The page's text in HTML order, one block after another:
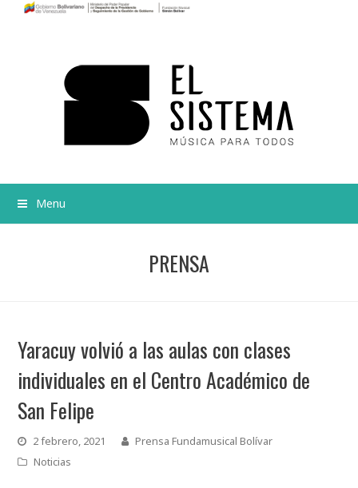
Menu
PRENSA
Yaracuy volvió a las aulas con clases
individuales en el Centro Académico de
San Felipe
2 febrero, 2021
Prensa Fundamusical Bolívar
Noticias